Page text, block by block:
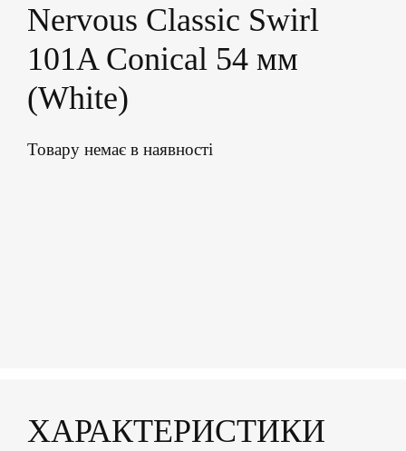
Nervous Classic Swirl
101A Conical 54 мм
(White)
Товару немає в наявності
ХАРАКТЕРИСТИКИ